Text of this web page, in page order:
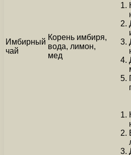
Имбирный
чай
Корень имбиря,
вода, лимон,
мед